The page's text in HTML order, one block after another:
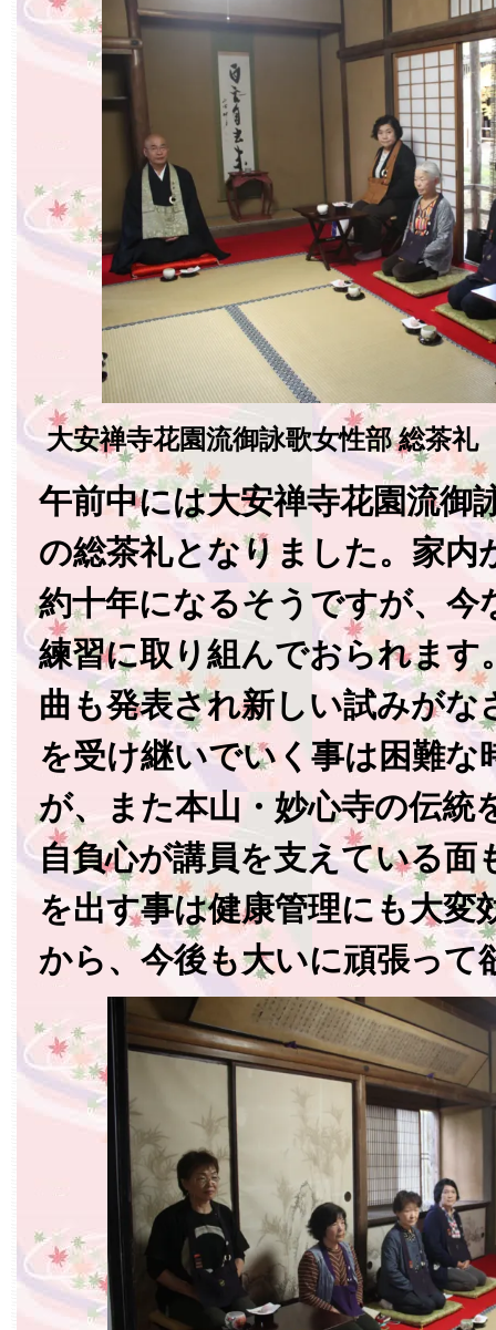
大安禅寺花園流御詠歌女性部 総茶
午前中には大安禅寺花園流御
の総茶礼となりました。家内
約十年になるそうですが、今
練習に取り組んでおられます
曲も発表され新しい試みがな
を受け継いでいく事は困難な
が、また本山・妙心寺の伝統
自負心が講員を支えている面
を出す事は健康管理にも大変
から、今後も大いに頑張って